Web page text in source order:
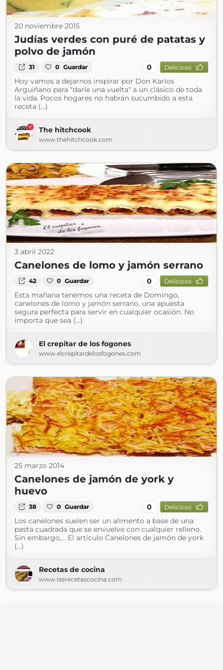
20 noviembre 2015
Judías verdes con puré de patatas y
polvo de jamón
31 0 Guardar 0 Delicioso
Hoy vamos a dejarnos inspirar por Don Karlos
Arguiñano para "darle una vuelta" a un clásico de toda
la vida. Pocos hogares no habrán sucumbido a esta
receta (...)
The hitchcook
www.thehitchcook.com
3 abril 2022
Canelones de lomo y jamón serrano
42 0 Guardar 0 Delicioso
Esta mañana tenemos una receta de Domingo,
canelones de lomo y jamón serrano, una apuesta
segura perfecta para servir en cualquier ocasión. No
importa que sea (...)
El crepitar de los fogones
www.elcrepitardelosfogones.com
25 marzo 2014
Canelones de jamón de york y
huevo
38 0 Guardar 0 Delicioso
Los canelones suelen ser un alimento a base de una
pasta cuadrada que se envuelve con cualquier relleno.
Sin embargo,... El artículo Canelones de jamón de york
(...)
Recetas de cocina
www.lasrecetascocina.com